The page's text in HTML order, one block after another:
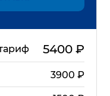
5400₽
3900 ₽